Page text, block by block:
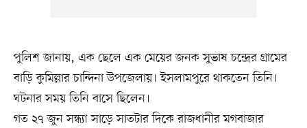
পুলিশ জানায়, এক ছেলে এক মেয়ের জনক সুভাষ চন্দ্রের গ্রামের
বাড়ি কুমিল্লার চান্দিনা উপজেলায়। ইসলামপুরে থাকতেন তিনি।
ঘটনার সময় তিনি বাসে ছিলেন।
গত ২৭ জুন সন্ধ্যা সাড়ে সাতটার দিকে রাজধানীর মগবাজার